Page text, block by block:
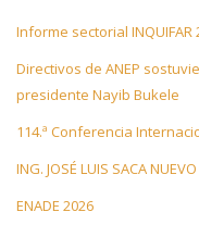
Informe sectorial INQUIFAR
Directivos de ANEP
presidente Nayib Bukele
114.ª Conferencia
ING. JOSÉ LUIS SACA
ENADE 2026